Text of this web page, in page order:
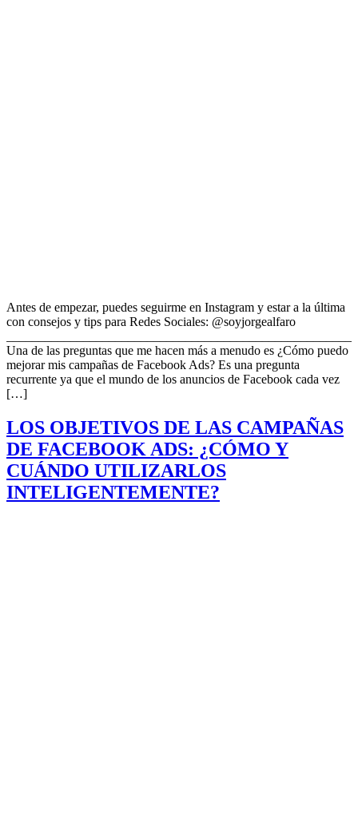
Antes de empezar, puedes seguirme en Instagram y estar a la última
con consejos y tips para Redes Sociales: @soyjorgealfaro
Una de las preguntas que me hacen más a menudo es ¿Cómo puedo
mejorar mis campañas de Facebook Ads? Es una pregunta
recurrente ya que el mundo de los anuncios de Facebook cada vez
[…]
LOS OBJETIVOS DE LAS CAMPAÑAS
DE FACEBOOK ADS: ¿CÓMO Y
CUÁNDO UTILIZARLOS
INTELIGENTEMENTE?